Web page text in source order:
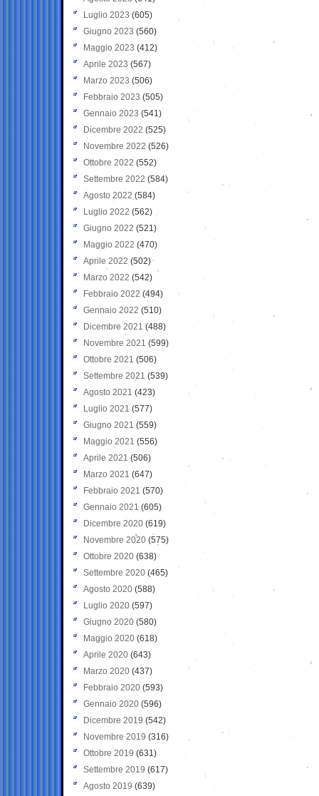
Luglio 2023 (605)
Giugno 2023 (560)
Maggio 2023 (412)
Aprile 2023 (567)
Marzo 2023 (506)
Febbraio 2023 (505)
Gennaio 2023 (541)
Dicembre 2022 (525)
Novembre 2022 (526)
Ottobre 2022 (552)
Settembre 2022 (584)
Agosto 2022 (584)
Luglio 2022 (562)
Giugno 2022 (521)
Maggio 2022 (470)
Aprile 2022 (502)
Marzo 2022 (542)
Febbraio 2022 (494)
Gennaio 2022 (510)
Dicembre 2021 (488)
Novembre 2021 (599)
Ottobre 2021 (506)
Settembre 2021 (539)
Agosto 2021 (423)
Luglio 2021 (577)
Giugno 2021(559)
Maggio 2021 (556)
Aprile 2021 (506)
Marzo 2021 (647)
Febbraio 2021 (570)
Gennaio 2021 (605)
Dicembre 2020 (619)
Novembre 2020 (575)
Ottobre 2020 (638)
Settembre 2020(465)
Agosto 2020 (588)
Luglio 2020 (597)
Giugno 2020 (580)
Maggio 2020 (618)
Aprile 2020 (643)
Marzo 2020 (437)
Febbraio 2020 (593)
Gennaio 2020 (596)
Dicembre 2019 (542)
Novembre 2019 (316)
Ottobre 2019 (631)
Settembre 2019 (617)
Agosto 2019 (639)